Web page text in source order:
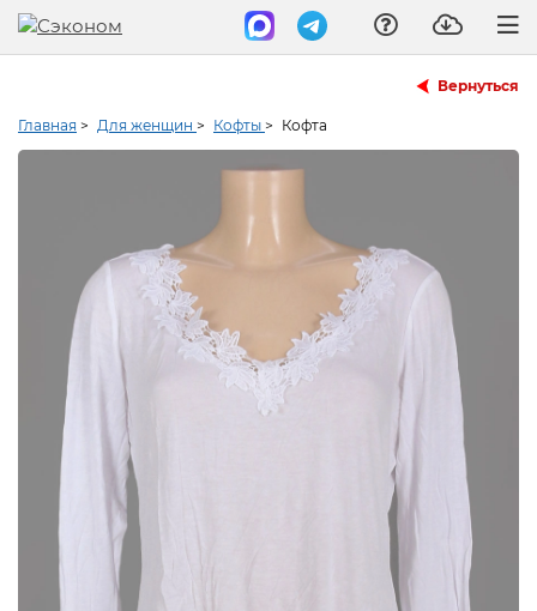
Вернуться
Главная > Для женщин > Кофты > Кофта